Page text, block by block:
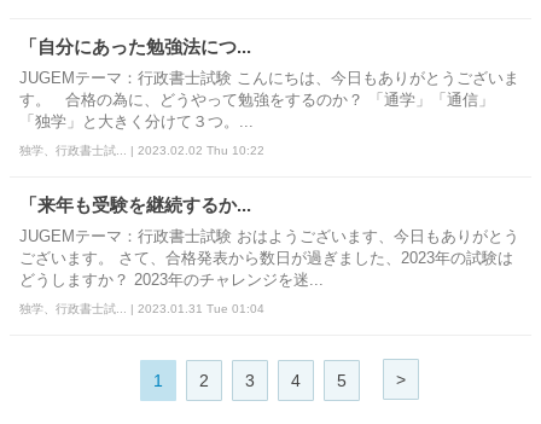
「自分にあった勉強法につ...
JUGEMテーマ：行政書士試験 こんにちは、今日もありがとうございま
す。 合格の為に、どうやって勉強をするのか？ 「通学」「通信」
「独学」と大きく分けて３つ。...
独学、行政書士試... | 2023.02.02 Thu 10:22
「来年も受験を継続するか...
JUGEMテーマ：行政書士試験 おはようございます、今日もありがとう
ございます。 さて、合格発表から数日が過ぎました、2023年の試験は
どうしますか？ 2023年のチャレンジを迷...
独学、行政書士試... | 2023.01.31 Tue 01:04
1 2 3 4 5 >